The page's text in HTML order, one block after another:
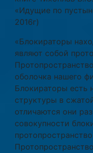
«Идущие по
2016г)
«Блокираторы
являют собой
оболочка нашего
Блокираторы есть
структуры в
отличаются они
совокупности